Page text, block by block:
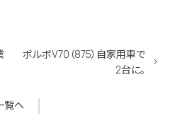
覧へ
ボルボV70（875）自家用車で
2台に。